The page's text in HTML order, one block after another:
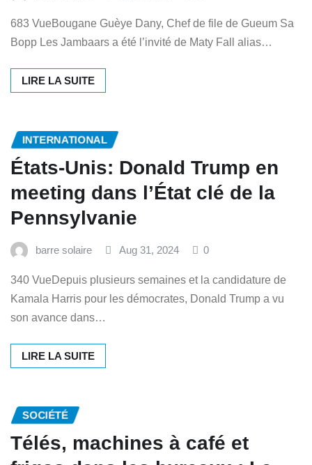
683 VueBougane Guèye Dany, Chef de file de Gueum Sa
Bopp Les Jambaars a été l’invité de Maty Fall alias…
LIRE LA SUITE
INTERNATIONAL
États-Unis: Donald Trump en
meeting dans l’État clé de la
Pennsylvanie
barre solaire Aug 31, 2024 0
340 VueDepuis plusieurs semaines et la candidature de
Kamala Harris pour les démocrates, Donald Trump a vu
son avance dans…
LIRE LA SUITE
SOCIÉTÉ
Télés, machines à café et